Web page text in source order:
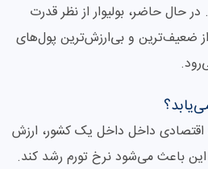
در حال حاضر، بولیوار از نظر قدرت
ضعیف‌ترین و بی‌ارزش‌ترین پول‌های
اقتصادی داخل داخل یک کشور، ارزش
باعث می‌شود نرخ تورم رشد کند.